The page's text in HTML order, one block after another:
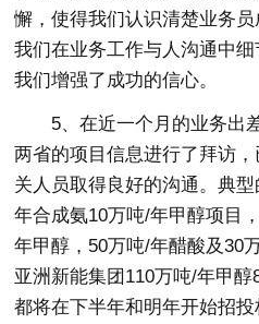
懈，使得我们认识清楚业务
我们在业务工作与人沟通中
我们增强了成功的信心。
5、在近一个月的业务出
两省的项目信息进行了拜访
关人员取得良好的沟通。典
年合成氨10万吨/年甲醇项目
年甲醇，50万吨/年醋酸及30
亚洲新能集团110万吨/年甲醇
都将在下半年和明年开始招